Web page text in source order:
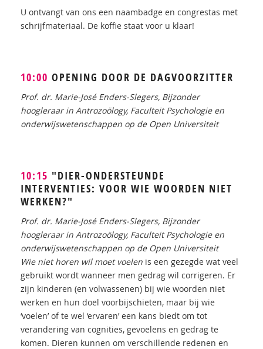
U ontvangt van ons een naambadge en congrestas met
schrijfmateriaal. De koffie staat voor u klaar!
10:00 OPENING DOOR DE DAGVOORZITTER
Prof. dr. Marie-José Enders-Slegers, Bijzonder
hoogleraar in Antrozoölogy, Faculteit Psychologie en
onderwijswetenschappen op de Open Universiteit
10:15 "DIER-ONDERSTEUNDE
INTERVENTIES: VOOR WIE WOORDEN NIET
WERKEN?"
Prof. dr. Marie-José Enders-Slegers, Bijzonder
hoogleraar in Antrozoölogy, Faculteit Psychologie en
onderwijswetenschappen op de Open Universiteit
Wie niet horen wil moet voelen is een gezegde wat veel
gebruikt wordt wanneer men gedrag wil corrigeren. Er
zijn kinderen (en volwassenen) bij wie woorden niet
werken en hun doel voorbijschieten, maar bij wie
‘voelen’ of te wel ‘ervaren’ een kans biedt om tot
verandering van cognities, gevoelens en gedrag te
komen. Dieren kunnen om verschillende redenen en